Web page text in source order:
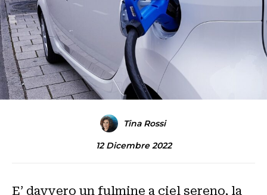
Tina Rossi
12 Dicembre 2022
E’ davvero un fulmine a ciel sereno, la